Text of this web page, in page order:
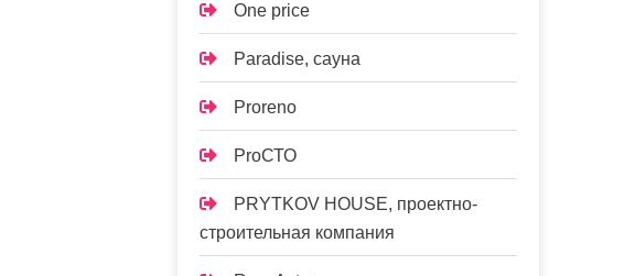
One price
Paradise, сауна
Proreno
ProСТО
PRYTKOV HOUSE, проектно-
строительная компания